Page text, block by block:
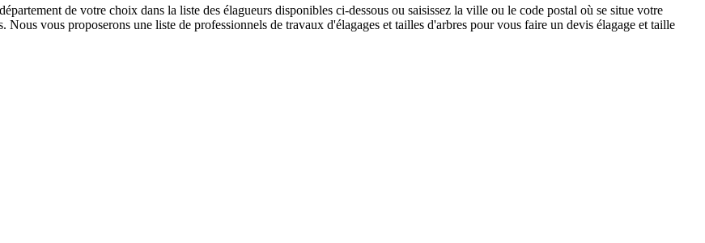
de votre choix dans la liste des élagueurs disponibles ci-dessous ou saisissez la ville ou le code postal où se situe votre
Nous vous proposerons une liste de professionnels de travaux d'élagages et tailles d'arbres pour vous faire un devis élagage et taille